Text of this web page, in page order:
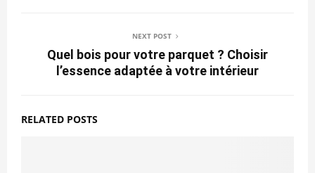
NEXT POST
Quel bois pour votre parquet ? Choisir
l’essence adaptée à votre intérieur
RELATED POSTS